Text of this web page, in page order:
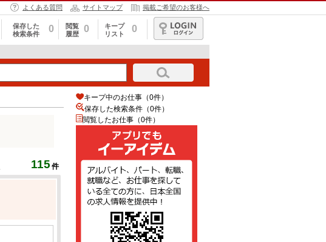
よくある質問 サイトマップ 掲載ご希望のお客様へ
保存した
検索条件
0
閲覧
履歴
0
キープ
リスト
0
ログイン
115 件
キープ中のお仕事（0件）
保存した検索条件（0件）
閲覧したお仕事（0件）